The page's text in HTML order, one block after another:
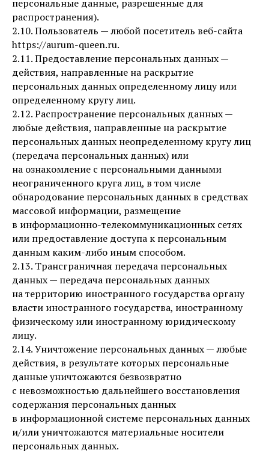
персональные данные, разрешенные для
распространения).
2.10. Пользователь — любой посетитель веб-сайта
https://aurum-queen.ru.
2.11. Предоставление персональных данных —
действия, направленные на раскрытие
персональных данных определенному лицу или
определенному кругу лиц.
2.12. Распространение персональных данных —
любые действия, направленные на раскрытие
персональных данных неопределенному кругу лиц
(передача персональных данных) или
на ознакомление с персональными данными
неограниченного круга лиц, в том числе
обнародование персональных данных в средствах
массовой информации, размещение
в информационно-телекоммуникационных сетях
или предоставление доступа к персональным
данным каким-либо иным способом.
2.13. Трансграничная передача персональных
данных — передача персональных данных
на территорию иностранного государства органу
власти иностранного государства, иностранному
физическому или иностранному юридическому
лицу.
2.14. Уничтожение персональных данных — любые
действия, в результате которых персональные
данные уничтожаются безвозвратно
с невозможностью дальнейшего восстановления
содержания персональных данных
в информационной системе персональных данных
и/или уничтожаются материальные носители
персональных данных.